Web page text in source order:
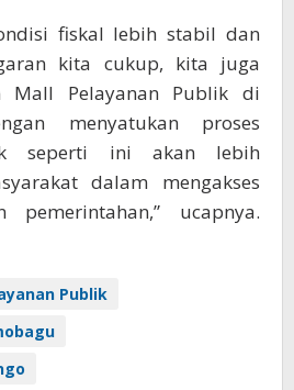
fiskal lebih stabil dan
kita cukup, kita juga
Mall Pelayanan Publik di
menyatukan proses
seperti ini akan lebih
dalam mengakses
pemerintahan,” ucapnya.
Publik